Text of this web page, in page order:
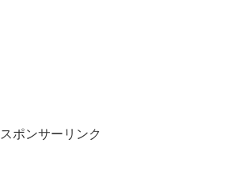
スポンサーリンク